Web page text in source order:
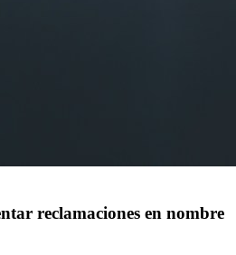
reclamaciones en nombre